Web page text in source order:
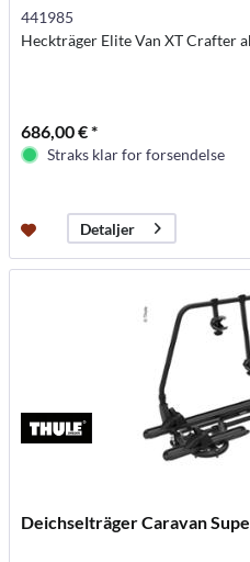
441985
Heckträger Elite Van XT Crafter
686,00 € *
Straks klar for forsendelse
Detaljer
Deichselträger Caravan